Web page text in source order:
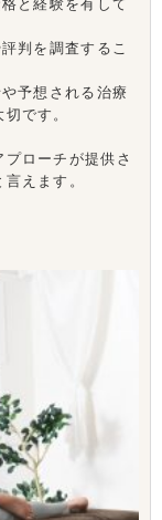
と経験を有して
判を調査するこ
予想される治療
です。
ローチが提供さ
えます。